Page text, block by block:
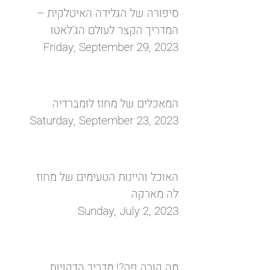
סיפורה של הגלידה האיטלקית –
המדריך הקצר לעולם הג'לאטו
Friday, September 29, 2023
המאכלים של מחוז לומברדיה
Saturday, September 23, 2023
האוכל והיינות הטעימים של מחוז
לה מארקה
Sunday, July 2, 2023